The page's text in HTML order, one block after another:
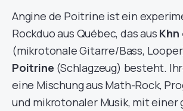
Angine de Poitrine ist ein
Rockduo aus Québec, das aus
(mikrotonale Gitarre/Bass,
Poitrine (Schlagzeug) besteht.
eine Mischung aus Math-Rock,
und mikrotonaler Musik, mit einer